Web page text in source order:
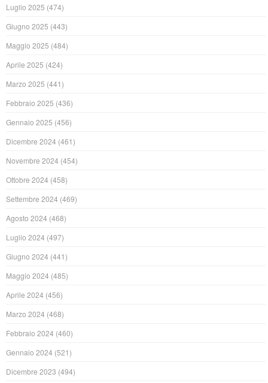
Luglio 2025 (474)
Giugno 2025 (443)
Maggio 2025 (484)
Aprile 2025 (424)
Marzo 2025 (441)
Febbraio 2025 (436)
Gennaio 2025 (456)
Dicembre 2024 (461)
Novembre 2024 (454)
Ottobre 2024 (458)
Settembre 2024 (469)
Agosto 2024 (468)
Luglio 2024 (497)
Giugno 2024 (441)
Maggio 2024 (485)
Aprile 2024 (456)
Marzo 2024 (468)
Febbraio 2024 (460)
Gennaio 2024 (521)
Dicembre 2023 (494)